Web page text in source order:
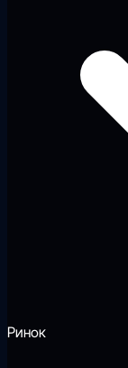
Ринок